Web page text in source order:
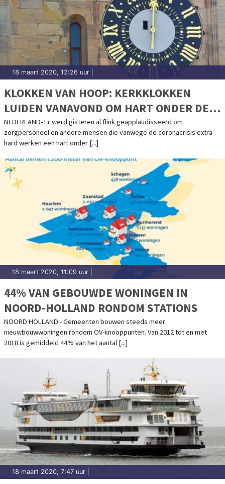
18 maart 2020, 12:26 uur
KLOKKEN VAN HOOP: KERKKLOKKEN
LUIDEN VANAVOND OM HART ONDER DE
RIEM TE STEKEN
NEDERLAND- Er werd gisteren al flink geapplaudisseerd om
zorgpersoneel en andere mensen die vanwege de coronacrisis extra
hard werken een hart onder [...]
18 maart 2020, 11:09 uur
44% VAN GEBOUWDE WONINGEN IN
NOORD-HOLLAND RONDOM STATIONS
NOORD HOLLAND - Gemeenten bouwen steeds meer
nieuwbouwwoningen rondom OV-knooppunten. Van 2012 tot en met
2018 is gemiddeld 44% van het aantal [...]
18 maart 2020, 7:47 uur